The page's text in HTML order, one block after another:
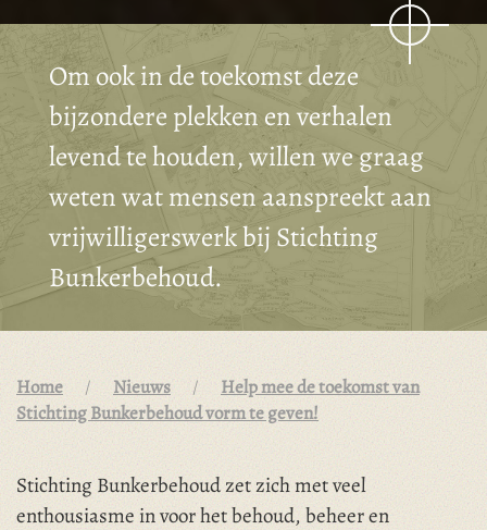
Om ook in de toekomst deze
bijzondere plekken en verhalen
levend te houden, willen we graag
weten wat mensen aanspreekt aan
vrijwilligerswerk bij Stichting
Bunkerbehoud.
Home Nieuws
Help mee de toekomst van
Stichting Bunkerbehoud vorm te geven!
Stichting Bunkerbehoud zet zich met veel
enthousiasme in voor het behoud, beheer en